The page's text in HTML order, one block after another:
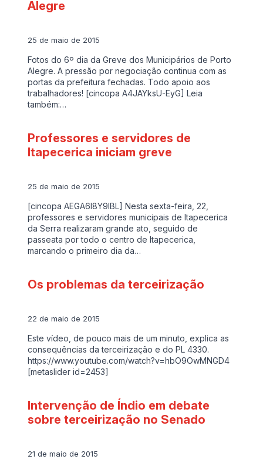
Alegre
25 de maio de 2015
Fotos do 6º dia da Greve dos Municipários de Porto
Alegre. A pressão por negociação continua com as
portas da prefeitura fechadas. Todo apoio aos
trabalhadores! [cincopa A4JAYksU-EyG] Leia
também:…
Professores e servidores de
Itapecerica iniciam greve
25 de maio de 2015
[cincopa AEGA6l8Y9IBL] Nesta sexta-feira, 22,
professores e servidores municipais de Itapecerica
da Serra realizaram grande ato, seguido de
passeata por todo o centro de Itapecerica,
marcando o primeiro dia da…
Os problemas da terceirização
22 de maio de 2015
Este vídeo, de pouco mais de um minuto, explica as
consequências da terceirização e do PL 4330.
https://www.youtube.com/watch?v=hbO9OwMNGD4
[metaslider id=2453]
Intervenção de Índio em debate
sobre terceirização no Senado
21 de maio de 2015